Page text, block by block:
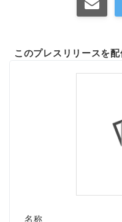
このプレスリリースを
名称